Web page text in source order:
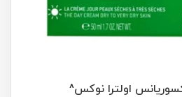
اولترا نوکس^